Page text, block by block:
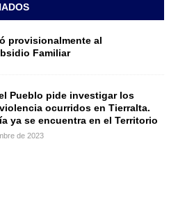
provisionalmente al
Familiar
Pueblo pide investigar los
ocurridos en Tierralta.
ya se encuentra en el Territorio
de 2023